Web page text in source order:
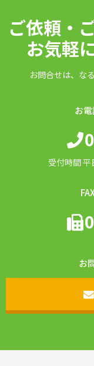
ご依頼・
お気軽
お問合せは、な
お
受付時間
お